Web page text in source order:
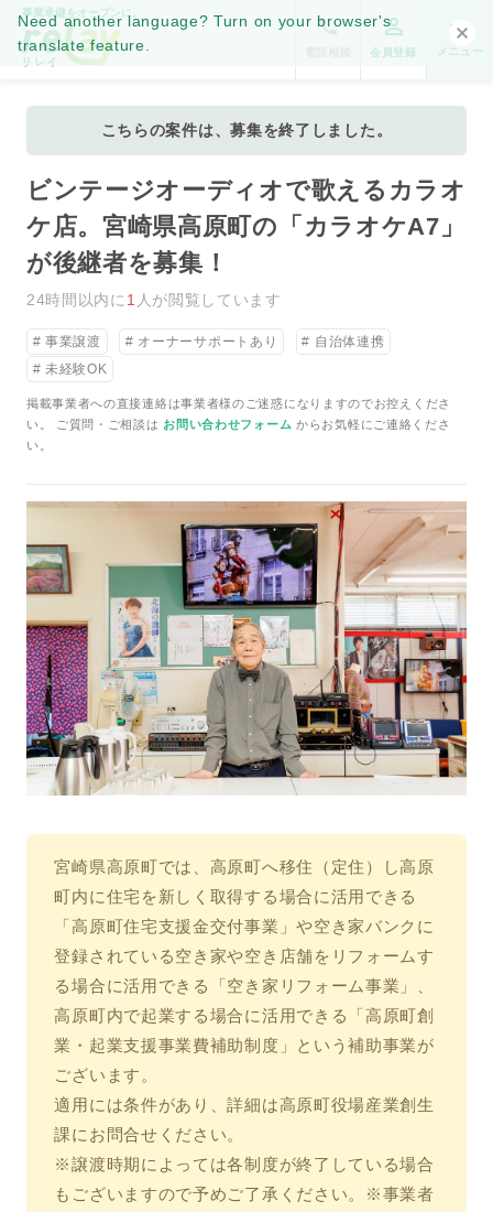
Need another language? Turn on your browser's
translate feature.
事業承継をオープンに。
会員登録 メニュー
こちらの案件は、募集を終了しました。
ビンテージオーディオで歌えるカラオ
ケ店。宮崎県高原町の「カラオケA7」
が後継者を募集！
24時間以内に 1 人が閲覧しています
事業譲渡 オーナーサポートあり
自治体連携
未経験OK
掲載事業者への直接連絡は事業者様のご迷惑になりますのでお控えくださ
い。 ご質問・ご相談は お問い合わせフォーム からお気軽にご連絡くださ
い。
宮崎県高原町では、高原町へ移住（定住）し高原
町内に住宅を新しく取得する場合に活用できる
「高原町住宅支援金交付事業」や空き家バンクに
登録されている空き家や空き店舗をリフォームす
る場合に活用できる「空き家リフォーム事業」、
高原町内で起業する場合に活用できる「高原町創
業・起業支援事業費補助制度」という補助事業が
ございます。
適用には条件があり、詳細は高原町役場産業創生
課にお問合せください。
※譲渡時期によっては各制度が終了している場合
もございますので予めご了承ください。※事業者